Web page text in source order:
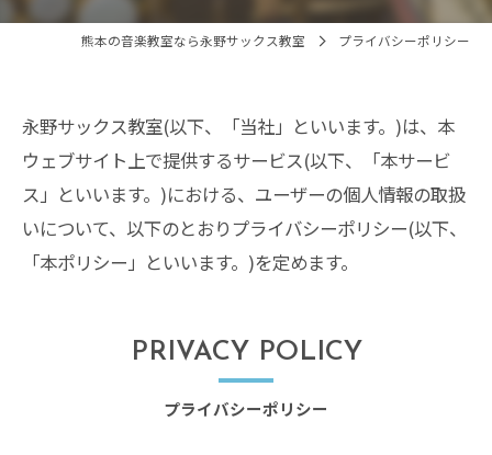
熊本の音楽教室なら永野サックス教室 プライバシーポリシー
永野サックス教室(以下、「当社」といいます。)は、本
ウェブサイト上で提供するサービス(以下、「本サービ
ス」といいます。)における、ユーザーの個人情報の取扱
いについて、以下のとおりプライバシーポリシー(以下、
「本ポリシー」といいます。)を定めます。
プライバシーポリシー
PRIVACY POLICY